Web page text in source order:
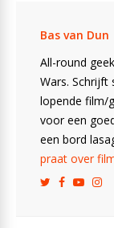
Bas van Dun
All-round
Wars. Schrijft
lopende film/
voor een
een bord
praat over